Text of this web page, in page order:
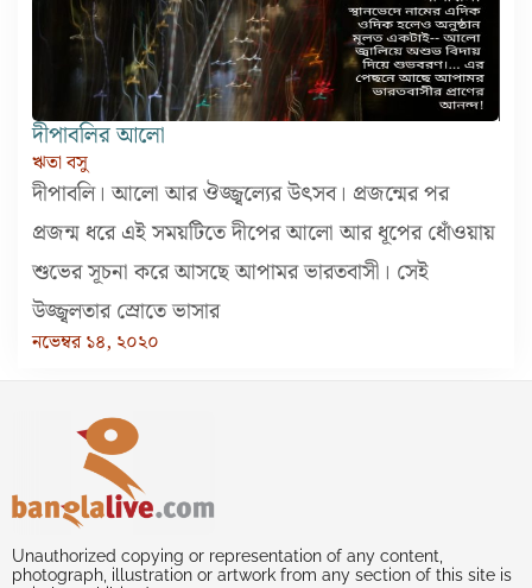
দীপাবলির আলো
ঋতা বসু
দীপাবলি। আলো আর ঔজ্জ্বল্যের উৎসব। প্রজন্মের পর
প্রজন্ম ধরে এই সময়টিতে দীপের আলো আর ধূপের ধোঁওয়ায়
শুভের সূচনা করে আসছে আপামর ভারতবাসী। সেই
উজ্জ্বলতার স্রোতে ভাসার
নভেম্বর ১৪, ২০২০
Unauthorized copying or representation of any content,
photograph, illustration or artwork from any section of this site is